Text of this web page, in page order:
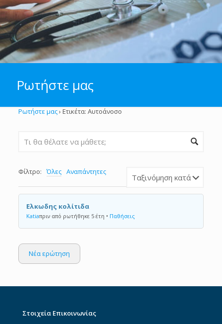
Ρωτήστε μας
Ρωτήστε μας› Ετικέτα: Αυτοάνοσο
Φίλτρο: Όλες Αναπάντητες
Ελκωδης κολίτιδα
Katiaπριν από ρωτήθηκε 5 έτη • Παθήσεις
Νέα ερώτηση
Στοιχεία Επικοινωνίας